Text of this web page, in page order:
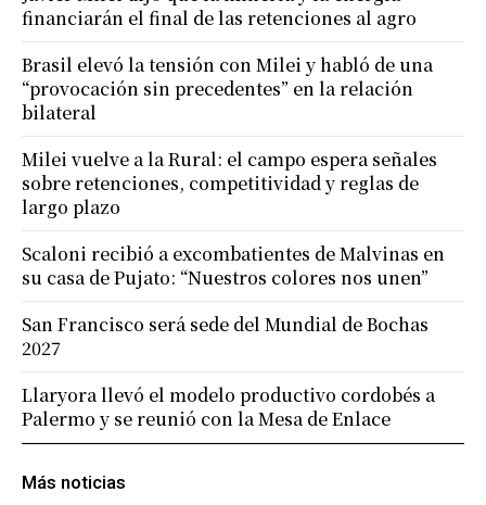
Más noticias
financiarán el final de las retenciones al agro
Brasil elevó la tensión con Milei y habló de una
“provocación sin precedentes” en la relación
bilateral
Milei vuelve a la Rural: el campo espera señales
sobre retenciones, competitividad y reglas de
largo plazo
Scaloni recibió a excombatientes de Malvinas en
su casa de Pujato: “Nuestros colores nos unen”
San Francisco será sede del Mundial de Bochas
2027
Llaryora llevó el modelo productivo cordobés a
Palermo y se reunió con la Mesa de Enlace